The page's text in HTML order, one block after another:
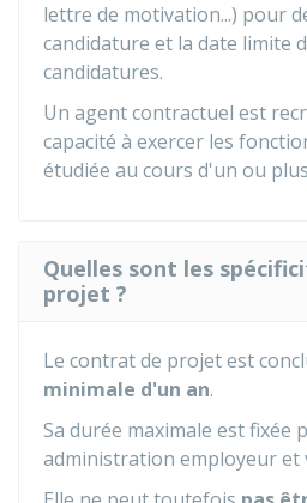
lettre de motivation...) pour
candidature et la date limite
candidatures.
Un agent contractuel est
capacité à exercer les
étudiée au cours d'un ou
Quelles sont les
projet ?
Le contrat de projet est
minimale d'un an.
Sa durée maximale est fixée
administration employeur et